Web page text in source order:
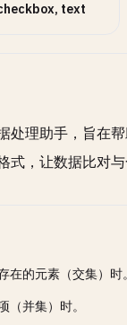
text
处理助手，旨在
，让数据比对与
在的元素（交集）时。
（并集）时。